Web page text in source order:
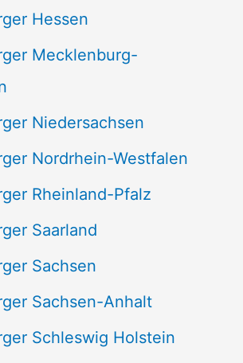
Hessen
Mecklenburg-
Niedersachsen
Nordrhein-Westfalen
Rheinland-Pfalz
Saarland
Sachsen
Sachsen-Anhalt
Schleswig Holstein